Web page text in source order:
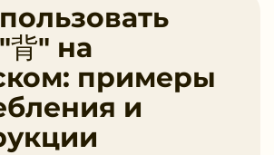
背" на
примеры
и